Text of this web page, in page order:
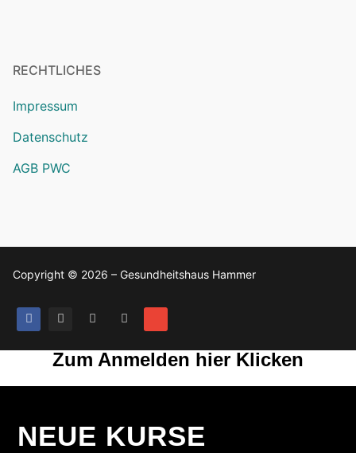
RECHTLICHES
Impressum
Datenschutz
AGB PWC
Copyright © 2026 – Gesundheitshaus Hammer
Zum Anmelden hier Klicken
NEUE KURSE